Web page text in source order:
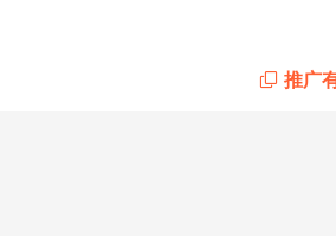
推广